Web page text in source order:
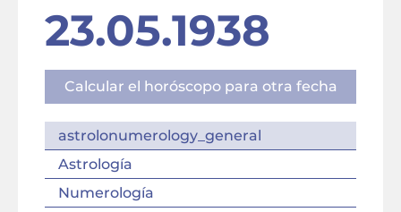
23.05.1938
Calcular el horóscopo para otra fecha
astrolonumerology_general
Astrología
Numerología